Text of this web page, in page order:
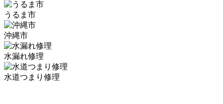
うるま市
沖縄市
水漏れ修理
水道つまり修理